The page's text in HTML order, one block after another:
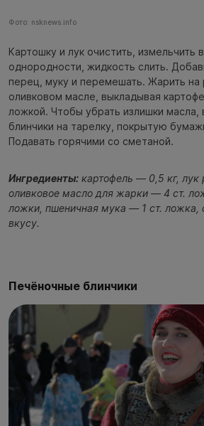
Фото: nsknews.info
Картошку и лук очистить, измельчить
однородности, жидкость слить.
перец, муку и перемешать. Жарить на
оливковом масле, выкладывая
ложкой. Чтобы убрать излишки масла,
блинчики на тарелку, покрытую
Подавать горячими со сметаной.
Ингредиенты: картофель — 0,5 кг, лук
оливковое масло для жарки — 4 ст.
ложки, пшеничная мука — 1 ст. ложка,
вкусу.
Печёночные блинчики